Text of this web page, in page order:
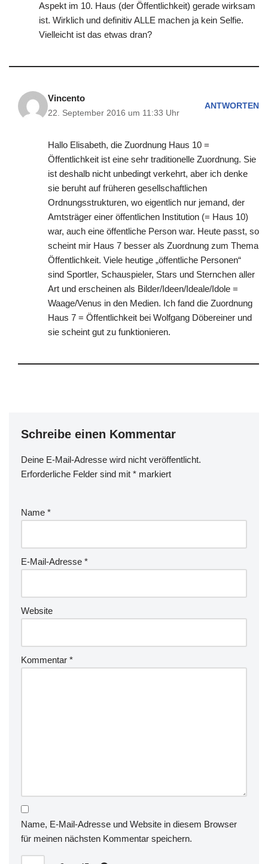
Aspekt im 10. Haus (der Öffentlichkeit) gerade wirksam
ist. Wirklich und definitiv ALLE machen ja kein Selfie.
Vielleicht ist das etwas dran?
Vincento
22. September 2016 um 11:33 Uhr
ANTWORTEN
Hallo Elisabeth, die Zuordnung Haus 10 =
Öffentlichkeit ist eine sehr traditionelle Zuordnung. Sie
ist deshalb nicht unbedingt verkehrt, aber ich denke
sie beruht auf früheren gesellschaftlichen
Ordnungsstrukturen, wo eigentlich nur jemand, der
Amtsträger einer öffentlichen Institution (= Haus 10)
war, auch eine öffentliche Person war. Heute passt, so
scheint mir Haus 7 besser als Zuordnung zum Thema
Öffentlichkeit. Viele heutige „öffentliche Personen“
sind Sportler, Schauspieler, Stars und Sternchen aller
Art und erscheinen als Bilder/Ideen/Ideale/Idole =
Waage/Venus in den Medien. Ich fand die Zuordnung
Haus 7 = Öffentlichkeit bei Wolfgang Döbereiner und
sie scheint gut zu funktionieren.
Schreibe einen Kommentar
Deine E-Mail-Adresse wird nicht veröffentlicht.
Erforderliche Felder sind mit * markiert
Name *
E-Mail-Adresse *
Website
Kommentar *
Name, E-Mail-Adresse und Website in diesem Browser
für meinen nächsten Kommentar speichern.